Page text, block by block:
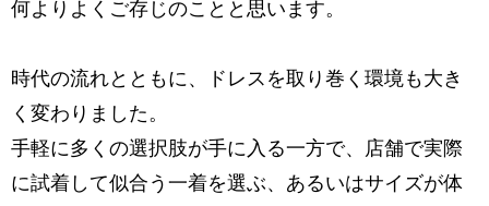
何よりよくご存じのことと思います。
時代の流れとともに、ドレスを取り巻く環境も大き
く変わりました。
手軽に多くの選択肢が手に入る一方で、店舗で実際
に試着して似合う一着を選ぶ、 あるいはサイズが体